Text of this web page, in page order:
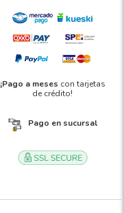
¡Pago a meses con tarjetas
de crédito!
Pago en sucursal